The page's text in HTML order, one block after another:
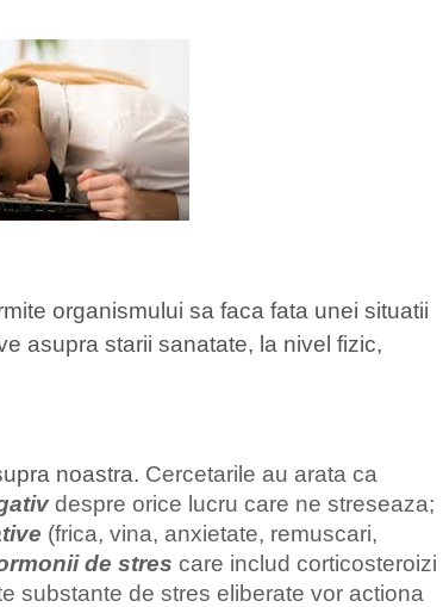
organismului sa faca fata unei situatii
asupra starii sanatate, la nivel fizic,
noastra. Cercetarile au arata ca
despre orice lucru care ne streseaza;
(frica, vina, anxietate, remuscari,
de stres care includ corticosteroizi
substante de stres eliberate vor actiona